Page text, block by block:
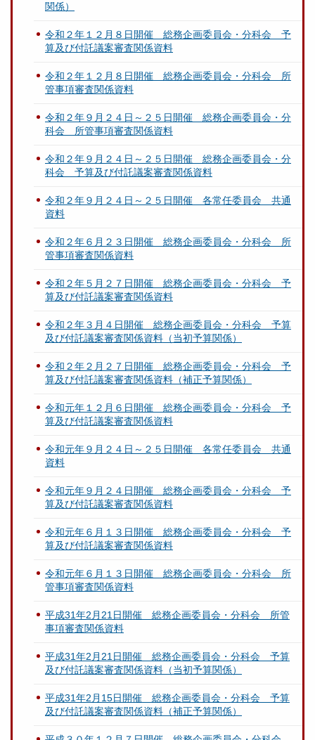
関係）
令和２年１２月８日開催 総務企画委員会・分科会 予
算及び付託議案審査関係資料
令和２年１２月８日開催 総務企画委員会・分科会 所
管事項審査関係資料
令和２年９月２４日～２５日開催 総務企画委員会・分
科会 所管事項審査関係資料
令和２年９月２４日～２５日開催 総務企画委員会・分
科会 予算及び付託議案審査関係資料
令和２年９月２４日～２５日開催 各常任委員会 共通
資料
令和２年６月２３日開催 総務企画委員会・分科会 所
管事項審査関係資料
令和２年５月２７日開催 総務企画委員会・分科会 予
算及び付託議案審査関係資料
令和２年３月４日開催 総務企画委員会・分科会 予算
及び付託議案審査関係資料（当初予算関係）
令和２年２月２７日開催 総務企画委員会・分科会 予
算及び付託議案審査関係資料（補正予算関係）
令和元年１２月６日開催 総務企画委員会・分科会 予
算及び付託議案審査関係資料
令和元年９月２４日～２５日開催 各常任委員会 共通
資料
令和元年９月２４日開催 総務企画委員会・分科会 予
算及び付託議案審査関係資料
令和元年６月１３日開催 総務企画委員会・分科会 予
算及び付託議案審査関係資料
令和元年６月１３日開催 総務企画委員会・分科会 所
管事項審査関係資料
平成31年2月21日開催 総務企画委員会・分科会 所管
事項審査関係資料
平成31年2月21日開催 総務企画委員会・分科会 予算
及び付託議案審査関係資料（当初予算関係）
平成31年2月15日開催 総務企画委員会・分科会 予算
及び付託議案審査関係資料（補正予算関係）